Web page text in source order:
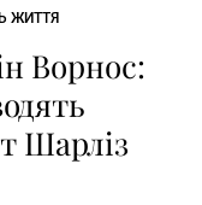
ЖИТТЯ
Ворнос:
Шарліз